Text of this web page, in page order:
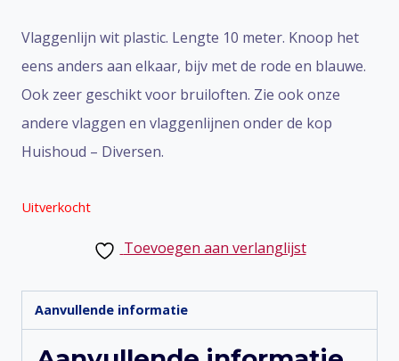
Vlaggenlijn wit plastic. Lengte 10 meter. Knoop het
eens anders aan elkaar, bijv met de rode en blauwe.
Ook zeer geschikt voor bruiloften. Zie ook onze
andere vlaggen en vlaggenlijnen onder de kop
Huishoud – Diversen.
Uitverkocht
Toevoegen aan verlanglijst
Aanvullende informatie